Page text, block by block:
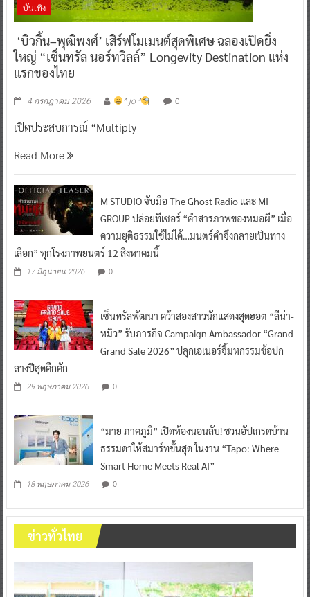
บันเทิง
‘บิวกิ้น–พุฒิพงศ์’ เสิร์ฟโมเมนต์สุดพิเศษ ฉลองเปิดยิ่ง
ใหญ่ “เซ็นทรัล นอร์ทวิลล์” Longevity Destination แห่ง
แรกของไทย
4 กรกฎาคม 2026 ^ jo ^ 0
เปิดประสบการณ์ “Multiply
Read More
M STUDIO จับมือ The Ghost Radio และ MI
GROUP ปล่อยทีเซอร์ “คำสารภาพของหมอผี” เมื่อ
ความยุติธรรมใช้ไม่ได้…มนตร์ดำจึงกลายเป็นทาง
เลือก” ทุกโรงภาพยนตร์ 12 สิงหาคมนี้
17 มิถุนายน 2026 0
เซ็นทรัลพัฒนา คว้าสองสาวนักแสดงสุดฮอต “ลีน่า-
หมิว” รับภารกิจ Campaign Ambassador “Grand
Grand Sale 2026” ปลุกเอเนอร์จี้มหกรรมช้อปก
ลางปีสุดคึกคัก
29 พฤษภาคม 2026 0
“มาย ภาคภูมิ” เปิดห้องนอนลับ! ชวนอัปเกรดบ้าน
ธรรมดาให้สมาร์ทขั้นสุด ในงาน “Tapo: Where
Smart Home Meets Real AI”
18 พฤษภาคม 2026 0
ข่าวทั่วไทย